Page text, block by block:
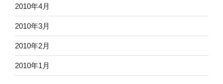
2010年4月
2010年3月
2010年2月
2010年1月